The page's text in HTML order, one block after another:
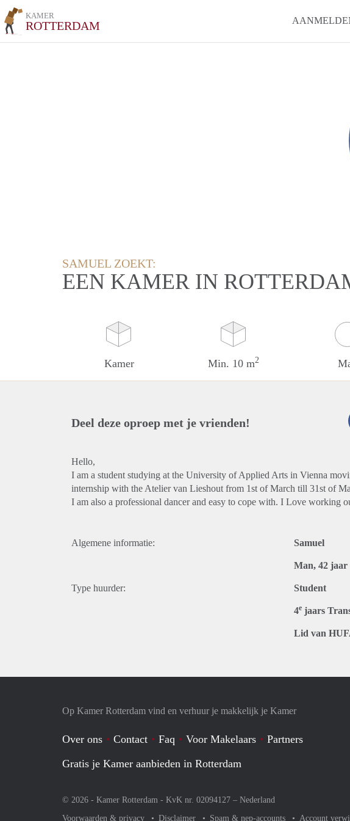
KAMER
ROTTERDAM
SAMUEL ZOEKT:
EEN KAMER IN
Kamer Min. 10 m2
Deel deze oproep met je vrienden!
Hello,
I am a student studying at the University of Applied Arts in Vienna
internship with the Atelier van Lieshout from 1st of March till 31st of
I am also a professional dancer and easy to cope with. I Love working
Algemene informatie: Samuel
Man, 42 jaar
Type huurder: Student
4e jaars
Lid van
Op Kamer Rotterdam vind en verhuur je makkelijk je Kamer
Over ons Contact Faq Voor Makelaars
Partners
Gratis je Kamer aanbieden in Rotterdam
© 2026 - Kamer Rotterdam - KvK nr. 02094127 – Nederland
Voorwaarden & privacy
Disclaimer Spam & nep-accounts Account